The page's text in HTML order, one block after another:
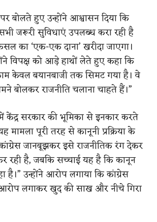
बोलते हुए उन्होंने आश्वासन दिया कि
जरूरी सुविधाएं उपलब्ध करा रही है
का ‘एक-एक दाना’ खरीदा जाएगा।
विपक्ष को आड़े हाथों लेते हुए कहा कि
केवल बयानबाजी तक सिमट गया है। वे
बोलकर राजनीति चलाना चाहते हैं।”
में केंद्र सरकार की भूमिका से इनकार करते
मामला पूरी तरह से कानूनी प्रक्रिया के
जानबूझकर इसे राजनीतिक रंग देकर
रही है, जबकि सच्चाई यह है कि कानून
है।” उन्होंने आरोप लगाया कि कांग्रेस
लगाकर खुद की साख और नीचे गिरा